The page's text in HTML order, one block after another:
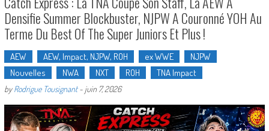
Densifie Summer Blockbuster, NJPW A Couronné YOH Au
Terme Du Best Of The Super Juniors Et Plus !
AEW AEW, Impact, NJPW, ROH ex WWE
NJPW
Nouvelles
NWA NXT ROH TNA Impact
byRodrigue Tousignant- juin 7, 2026